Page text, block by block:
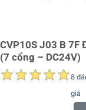
CVP10S J03 B
(7 cổng – DC24V)
8
giá